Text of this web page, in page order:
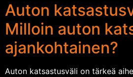
Auton
Milloin auton
ajankohtainen?
Auton katsastusväli on tärkeä